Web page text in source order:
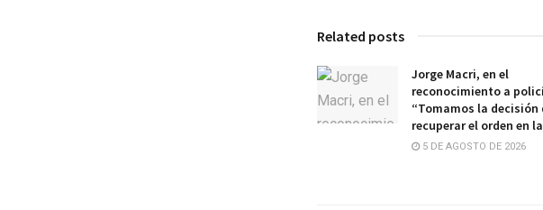
Related posts
Jorge Macri, en el
reconocimiento a
“Tomamos la decisión
recuperar el orden en
5 DE AGOSTO DE 2026